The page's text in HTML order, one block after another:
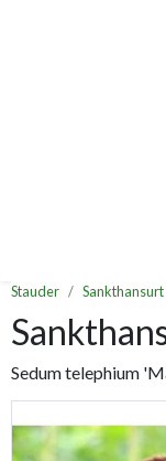
Stauder Sankthansurt
Sedum telephium